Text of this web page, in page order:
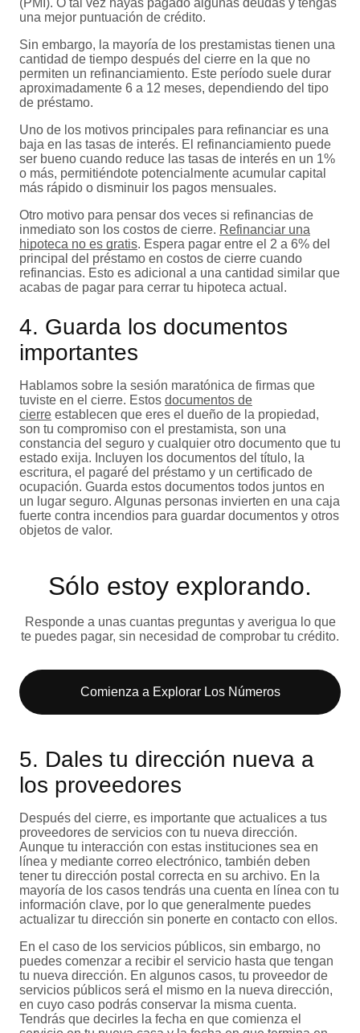
(PMI). O tal vez hayas pagado algunas deudas y tengas
una mejor puntuación de crédito.
Sin embargo, la mayoría de los prestamistas tienen una
cantidad de tiempo después del cierre en la que no
permiten un refinanciamiento. Este período suele durar
aproximadamente 6 a 12 meses, dependiendo del tipo
de préstamo.
Uno de los motivos principales para refinanciar es una
baja en las tasas de interés. El refinanciamiento puede
ser bueno cuando reduce las tasas de interés en un 1%
o más, permitiéndote potencialmente acumular capital
más rápido o disminuir los pagos mensuales.
Otro motivo para pensar dos veces si refinancias de
inmediato son los costos de cierre. Refinanciar una
hipoteca no es gratis. Espera pagar entre el 2 a 6% del
principal del préstamo en costos de cierre cuando
refinancias. Esto es adicional a una cantidad similar que
acabas de pagar para cerrar tu hipoteca actual.
4. Guarda los documentos
importantes
Hablamos sobre la sesión maratónica de firmas que
tuviste en el cierre. Estos documentos de
cierre establecen que eres el dueño de la propiedad,
son tu compromiso con el prestamista, son una
constancia del seguro y cualquier otro documento que tu
estado exija. Incluyen los documentos del título, la
escritura, el pagaré del préstamo y un certificado de
ocupación. Guarda estos documentos todos juntos en
un lugar seguro. Algunas personas invierten en una caja
fuerte contra incendios para guardar documentos y otros
objetos de valor.
Sólo estoy explorando​.
Responde a unas cuantas preguntas y averigua lo que
te puedes pagar, sin necesidad de comprobar tu crédito.
Comienza a Explorar Los Números​
5. Dales tu dirección nueva a
los proveedores
Después del cierre, es importante que actualices a tus
proveedores de servicios con tu nueva dirección.
Aunque tu interacción con estas instituciones sea en
línea y mediante correo electrónico, también deben
tener tu dirección postal correcta en su archivo. En la
mayoría de los casos tendrás una cuenta en línea con tu
información clave, por lo que generalmente puedes
actualizar tu dirección sin ponerte en contacto con ellos.
En el caso de los servicios públicos, sin embargo, no
puedes comenzar a recibir el servicio hasta que tengan
tu nueva dirección. En algunos casos, tu proveedor de
servicios públicos será el mismo en la nueva dirección,
en cuyo caso podrás conservar la misma cuenta.
Tendrás que decirles la fecha en que comienza el